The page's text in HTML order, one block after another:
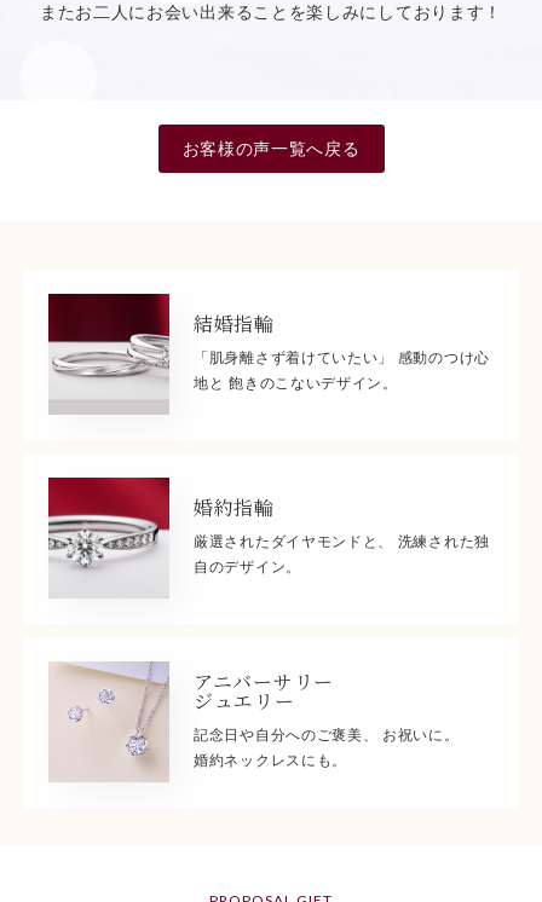
またお二人にお会い出来ることを楽しみにしております！
お客様の声一覧へ戻る
結婚指輪
「肌身離さず着けていたい」 感動のつけ心
地と 飽きのこないデザイン。
婚約指輪
厳選されたダイヤモンドと、 洗練された独
自のデザイン。
アニバーサリー
ジュエリー
記念日や自分へのご褒美、 お祝いに。
婚約ネックレスにも。